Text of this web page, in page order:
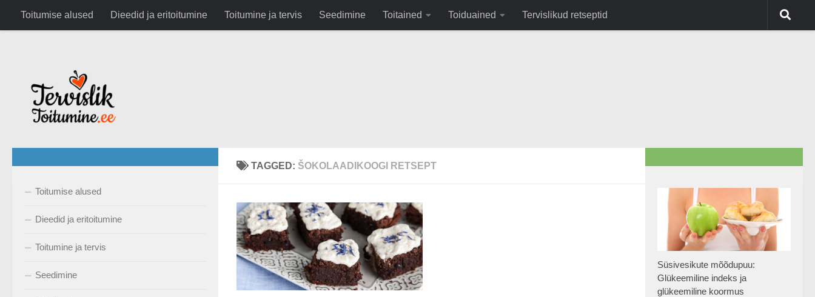
Skip to content
Toitumise alused Dieedid ja eritoitumine Toitumine ja tervis Seedimine Toitained Toiduained Tervislikud retseptid
TAGGED: ŠOKOLAADIKOOGI RETSEPT
Toitumise alused
Dieedid ja eritoitumine
Toitumine ja tervis
Seedimine
Süsivesikute mõõdupuu:
Glükeemiline indeks ja
glükeemiline koormus